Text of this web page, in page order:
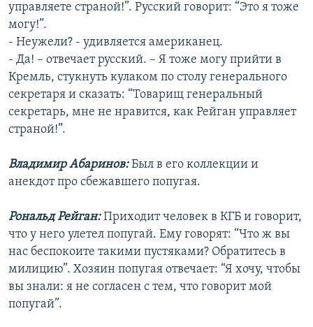
управляете страной!”. Русский говорит: “Это я тоже
могу!”.
- Неужели? - удивляется американец.
- Да! – отвечает русский. – Я тоже могу прийти в
Кремль, стукнуть кулаком по столу генерального
секретаря и сказать: “Товарищ генеральный
секретарь, мне не нравится, как Рейган управляет
страной!”.
Владимир Абаринов:Был в его коллекции и
анекдот про сбежавшего попугая.
Рональд Рейган:Приходит человек в КГБ и говорит,
что у него улетел попугай. Ему говорят: “Что ж вы
нас беспокоите такими пустяками? Обратитесь в
милицию”. Хозяин попугая отвечает: “Я хочу, чтобы
вы знали: я не согласен с тем, что говорит мой
попугай”.